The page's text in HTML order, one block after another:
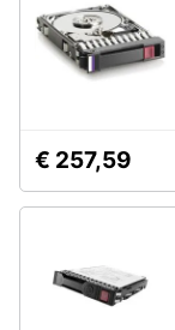
€ 257,59